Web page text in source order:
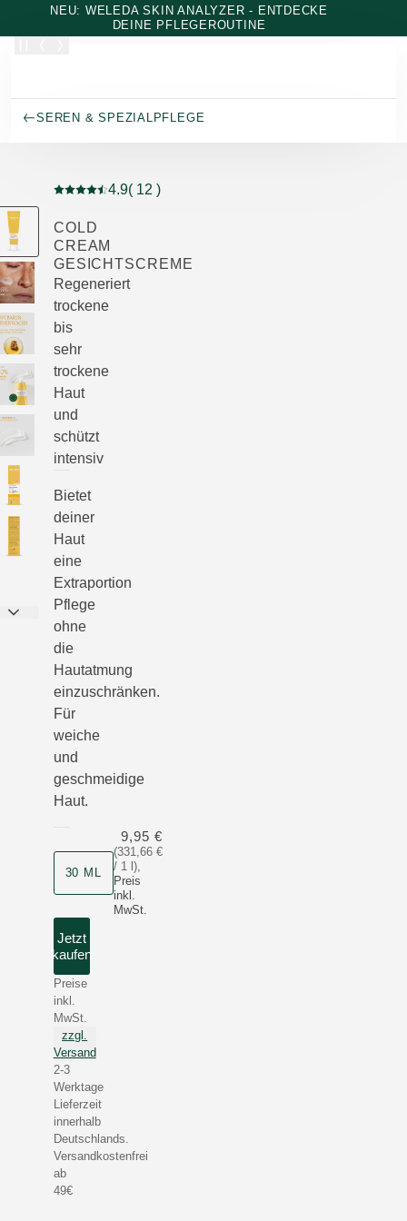
Zum Hauptinhalt wechseln
NEU: WELEDA SKIN ANALYZER - ENTDECKE
DEINE PFLEGEROUTINE
SEREN & SPEZIALPFLEGE
Aktuelle Bewertung: 4.9 von 5 Sternen bewertet von
4.9( 12 )
COLD
CREAM
GESICHTSCREME
Regeneriert
trockene
bis
sehr
trockene
Haut
und
schützt
intensiv
Bietet
deiner
Haut
eine
Extraportion
Pflege
ohne
die
Hautatmung
einzuschränken.
Für
weiche
und
geschmeidige
Haut.
30 ML
(331,66 €
/ 1 l),
Preis
inkl.
MwSt.
9,95 €
Jetzt
kaufen
Preise
inkl.
MwSt.
zzgl.
Versand
2-3
Werktage
Lieferzeit
innerhalb
Deutschlands.
Versandkostenfrei
ab
49€